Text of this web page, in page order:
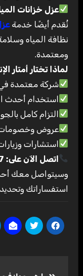
عزل خزانات
نُقدم أيضًا خدمة
نظافة المياه
ومعتمدة.
لماذا تختار أمتار
شركة معتمدة
استخدام أحدث
التزام كامل
عروض
استشارات
اتصل الآن على: 0533663037
وسيتواصل معك
استفساراتك